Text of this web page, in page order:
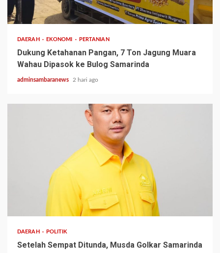
1 min read
DAERAH EKONOMI PERTANIAN
Dukung Ketahanan Pangan, 7 Ton Jagung Muara
Wahau Dipasok ke Bulog Samarinda
adminsambaranews 2 hari ago
DAERAH POLITIK
Setelah Sempat Ditunda, Musda Golkar Samarinda